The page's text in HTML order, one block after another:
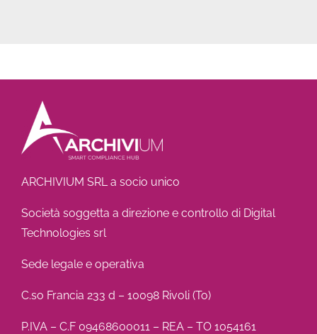
ARCHIVIUM SRL a socio unico
Società soggetta a direzione e controllo di Digital
Technologies srl
Sede legale e operativa
C.so Francia 233 d – 10098 Rivoli (To)
P.IVA – C.F 09468600011 – REA – TO 1054161